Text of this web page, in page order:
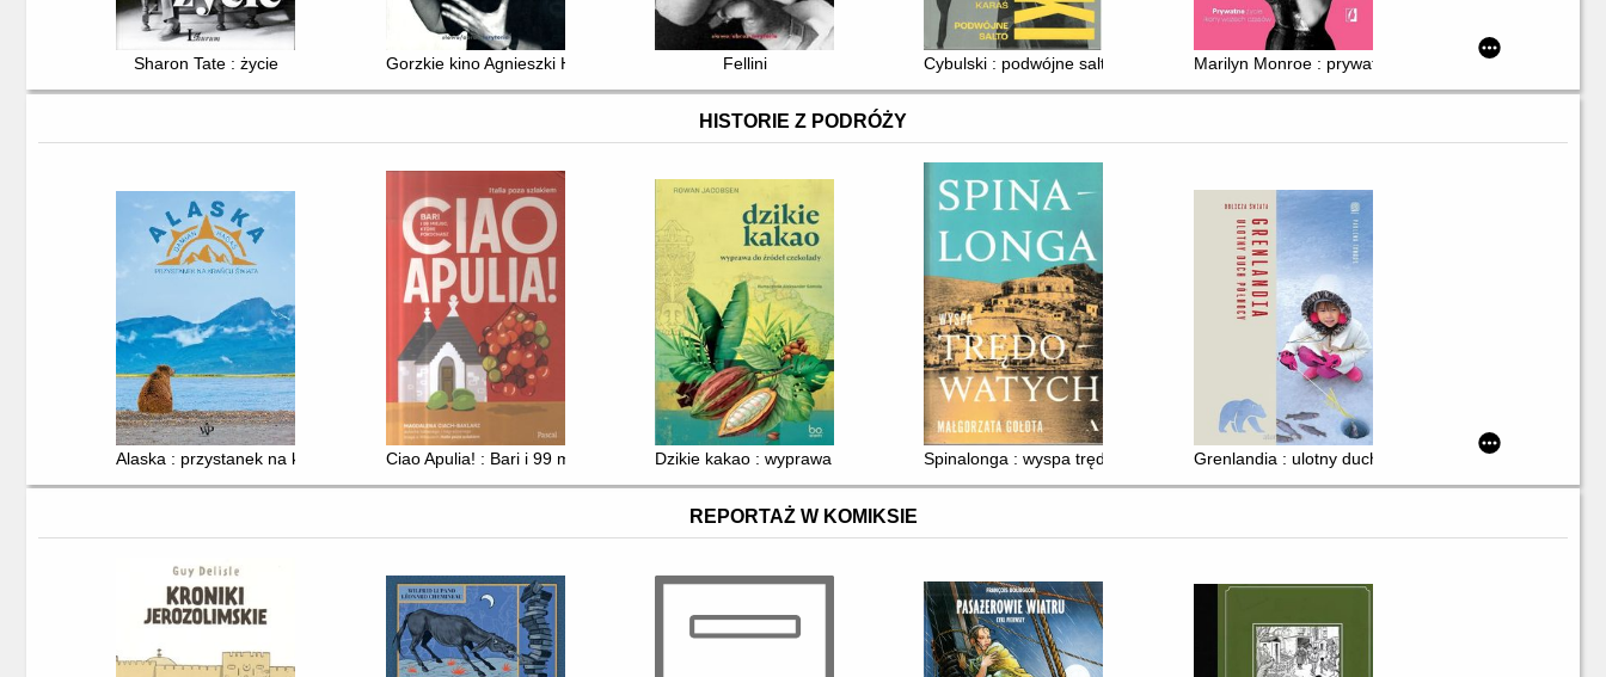
Sharon Tate : życie Gorzkie kino Agnieszki Holland Fellini Cybulski : podwójne salto Marilyn Monroe : prywatne życie ikony wszech czasów
HISTORIE Z PODRÓŻY
Alaska : przystanek na krańcu świataCiao Apulia! : Bari i 99 miejsc, które pokochaszDzikie kakao : wyprawa do źródeł czekoladySpinalonga : wyspa trędowatych Grenlandia : ulotny duch północy
REPORTAŻ W KOMIKSIE